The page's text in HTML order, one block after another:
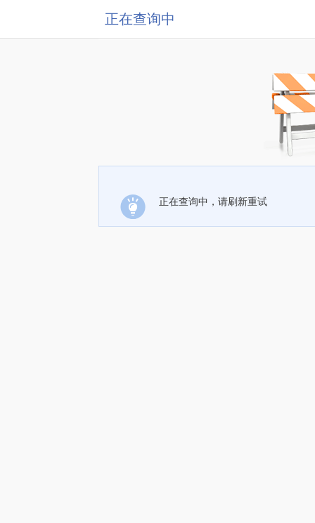
正在查询中
正在查询中，请刷新重试